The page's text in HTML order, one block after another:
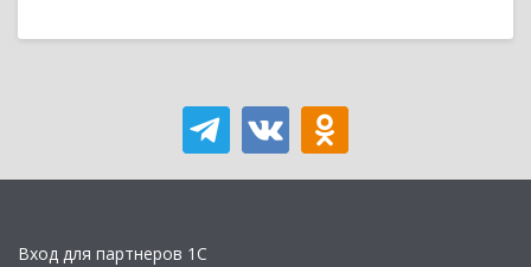
Вход для партнеров 1С